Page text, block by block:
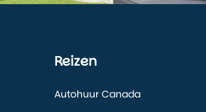
Reizen
Autohuur Canada